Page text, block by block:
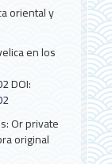
oriental y
en los
DOI:
Or private
original